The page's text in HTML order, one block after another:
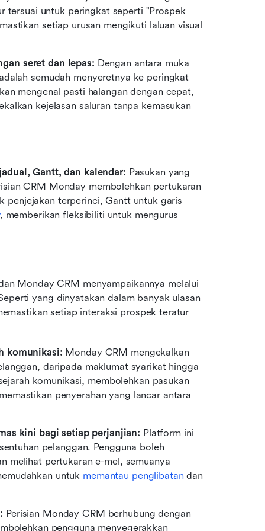
tersuai untuk peringkat seperti "Prospek
setiap urusan mengikuti laluan visual
seret dan lepas: Dengan antara muka
semudah menyeretnya ke peringkat
mengenal pasti halangan dengan cepat,
kejelasan saluran tanpa kemasukan
Gantt, dan kalendar: Pasukan yang
CRM Monday membolehkan pertukaran
penjejakan terperinci, Gantt untuk garis
, memberikan fleksibiliti untuk mengurus
Monday CRM menyampaikannya melalui
yang dinyatakan dalam banyak ulasan
setiap interaksi prospek teratur
komunikasi: Monday CRM mengekalkan
daripada maklumat syarikat hingga
komunikasi, membolehkan pasukan
penyerahan yang lancar antara
kini bagi setiap perjanjian: Platform ini
pelanggan. Pengguna boleh
melihat pertukaran e-mel, semuanya
untuk memantau penglibatan dan
Perisian Monday CRM berhubung dengan
pengguna menyegerakkan